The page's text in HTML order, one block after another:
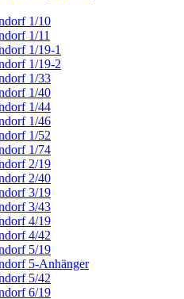
1/10
1/11
1/19-1
1/19-2
1/33
1/40
1/44
1/46
1/52
1/74
2/19
2/40
3/19
3/43
4/19
4/42
5/19
5-Anhänger
5/42
6/19